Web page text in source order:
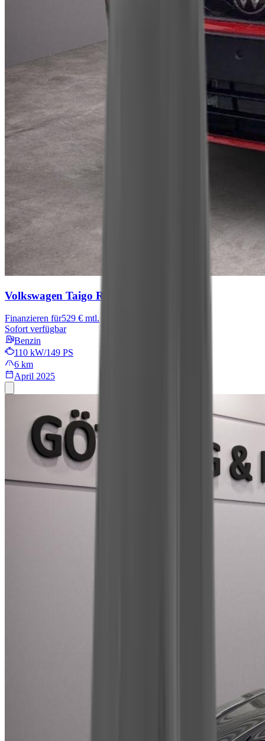
Volkswagen Taigo R-Line
Finanzieren für529 € mtl.
Sofort verfügbar
Benzin
110 kW/149 PS
6 km
April 2025